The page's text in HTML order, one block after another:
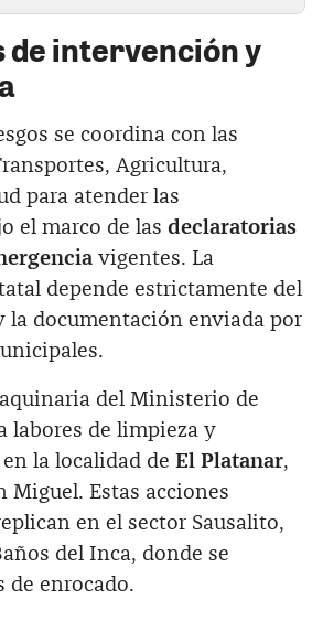
de intervención y
se coordina con las
Agricultura,
para atender las
el marco de las declaratorias
vigentes. La
depende estrictamente del
la documentación enviada por
del Ministerio de
labores de limpieza y
la localidad de El Platanar,
Miguel. Estas acciones
en el sector Sausalito,
del Inca, donde se
de enrocado.